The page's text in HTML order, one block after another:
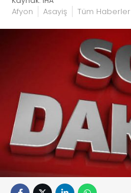
Afyon Asayiş Tüm Haberler